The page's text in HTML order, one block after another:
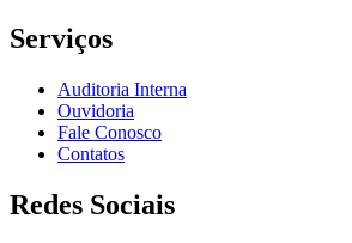
Serviços
Auditoria Interna
Ouvidoria
Fale Conosco
Contatos
Redes Sociais